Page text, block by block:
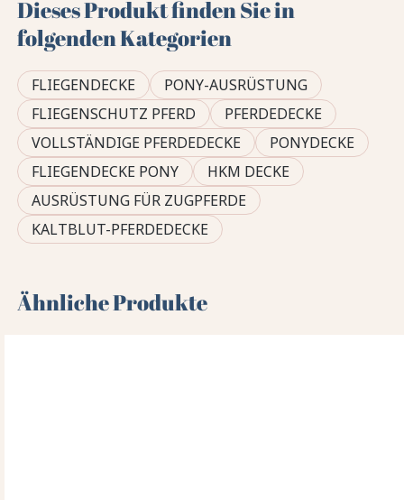
Dieses Produkt finden Sie in
folgenden Kategorien
FLIEGENDECKE
PONY-AUSRÜSTUNG
FLIEGENSCHUTZ PFERD
PFERDEDECKE
VOLLSTÄNDIGE PFERDEDECKE
PONYDECKE
FLIEGENDECKE PONY
HKM DECKE
AUSRÜSTUNG FÜR ZUGPFERDE
KALTBLUT-PFERDEDECKE
Ähnliche Produkte